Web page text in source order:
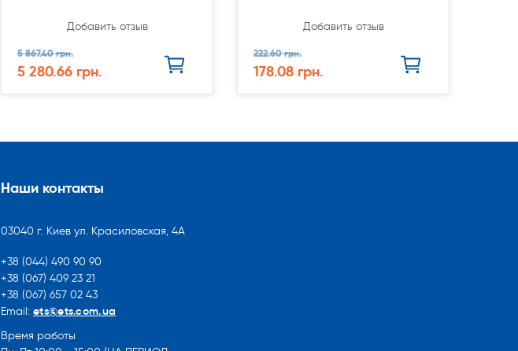
Добавить отзыв
5 867.40 грн.
5 280.66 грн.
Добавить отзыв
222.60 грн.
178.08 грн.
Наши контакты
03040 г. Киев ул. Красиловская, 4А
+38 (044) 490 90 90
+38 (067) 409 23 21
+38 (067) 657 02 43
Email: ets@ets.com.ua
Время работы